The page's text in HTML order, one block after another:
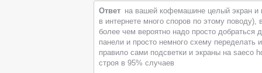
Ответ на вашей кофемашине целый экран и
в интернете много споров по этому
более чем вероятно надо просто добраться
панели и просто немного схему переделать
правило сами подсветки и экраны на saeco
строя в 95% случаев